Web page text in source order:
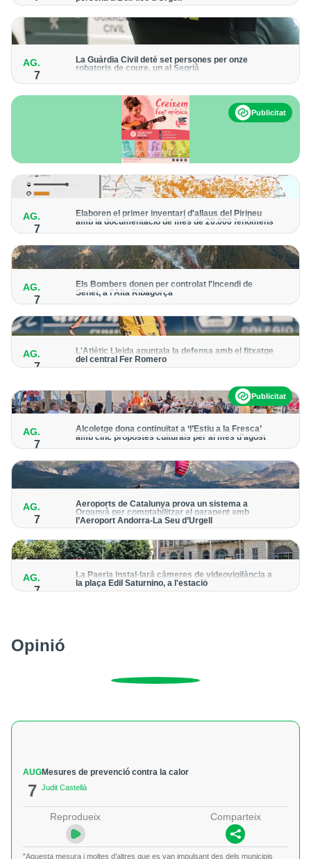
forma progressiva
AG.
7
La Guàrdia Civil deté set persones per onze
robatoris de coure, un al Segrià
Publicitat
AG.
7
Elaboren el primer inventari d'allaus del Pirineu
amb la documentació de més de 20.000 fenòmens
Obra de l'Institut Cartogràfic i Geològic de Catalunya, amb
AG.
7
Els Bombers donen per controlat l'incendi de
Senet, a l'Alta Ribagorça
El cos manté la vigilància de la zona amb drons i mitjans aeris
AG.
7
L'Atlètic Lleida apuntala la defensa amb el fitxatge
del central Fer Romero
Publicitat
AG.
7
Alcoletge dona continuïtat a ‘l’Estiu a la Fresca’
amb cinc propostes culturals per al mes d’agost
Un dels grans protagonistes de la programació serà
AG.
7
Aeroports de Catalunya prova un sistema a
Organyà per comptabilitzar el parapent amb
l’Aeroport Andorra-La Seu d’Urgell
mòbil per donar pas als avions amb vols instrumentals
AG.
7
La Paeria instal·larà càmeres de videovigilància a
la plaça Edil Saturnino, a l'estació
Opinió
AUG
7
Mesures de prevenció contra la calor
Judit Castellà
Reprodueix Comparteix
"Aquesta mesura i moltes d’altres que es van impulsant des dels municipis